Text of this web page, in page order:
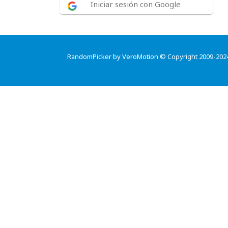
Iniciar sesión con Google
RandomPicker by VeroMotion © Copyright 2009-